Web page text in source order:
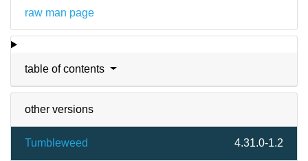
raw man page
table of contents
other versions
Tumbleweed 4.31.0-1.2